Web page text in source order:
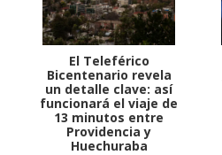
El Teleférico
Bicentenario revela
un detalle clave: así
funcionará el viaje de
13 minutos entre
Providencia y
Huechuraba